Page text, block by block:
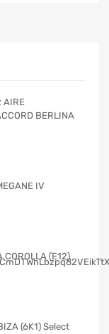
AIRE
BERLINA
IV
COROLLA (E12)
(6K1) Select